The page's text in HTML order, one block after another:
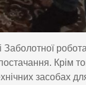
Заболотної
Крім
засобах